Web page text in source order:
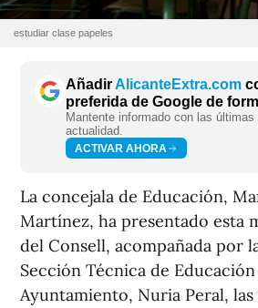
estudiar clase papeles
AñadirAlicanteExtra.com
preferida de Google de
Mantente informado con las
actualidad.
ACTIVAR AHORA
La concejala de Educación,
Martínez, ha presentado esta
del Consell, acompañada por
Sección Técnica de
Ayuntamiento, Nuria Peral, las